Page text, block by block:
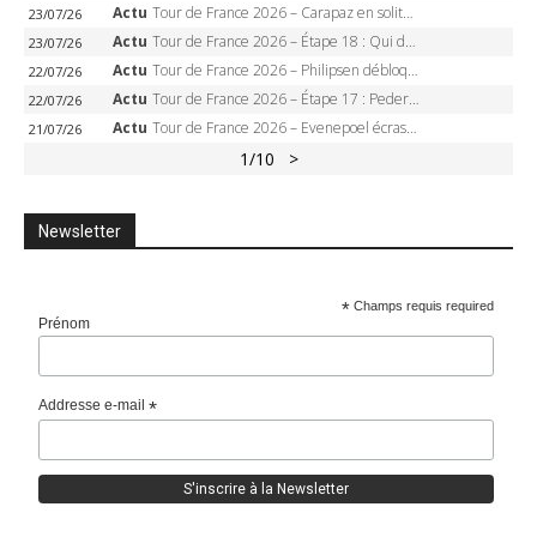
23/07/26 Actu Tour de France 2026 – Carapaz en solitaire à Orcières-Merlette, Paret-Peintre à un point du maillot à pois
23/07/26 Actu Tour de France 2026 – Étape 18 : Qui domptera Orcières-Merlette, première marche vers l’Alpe d’Huez ?
22/07/26 Actu Tour de France 2026 – Philipsen débloque son compteur à Voiron, Pedersen en danger pour le maillot vert
22/07/26 Actu Tour de France 2026 – Étape 17 : Pedersen peut-il verrouiller le maillot vert à Voiron ?
21/07/26 Actu Tour de France 2026 – Evenepoel écrase le chrono d’Évian, Seixas 4e, Lipowitz abandonne
1/10 >
Newsletter
* Champs requis required
Prénom
Addresse e-mail*